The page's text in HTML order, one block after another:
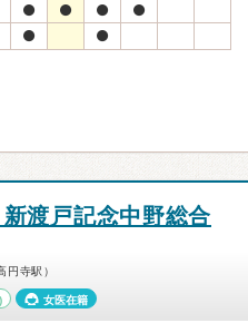
渡戸記念中野総合
円寺駅）
女医在籍